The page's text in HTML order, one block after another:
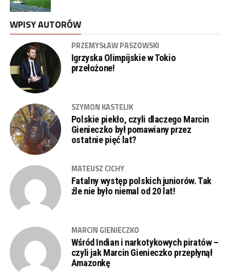
WPISY AUTORÓW
PRZEMYSŁAW PASZOWSKI
Igrzyska Olimpijskie w Tokio
przełożone!
SZYMON KASTELIK
Polskie piekło, czyli dlaczego Marcin
Gienieczko był pomawiany przez
ostatnie pięć lat?
MATEUSZ CICHY
Fatalny występ polskich juniorów. Tak
źle nie było niemal od 20 lat!
MARCIN GIENIECZKO
Wśród Indian i narkotykowych piratów –
czyli jak Marcin Gienieczko przepłynął
Amazonkę